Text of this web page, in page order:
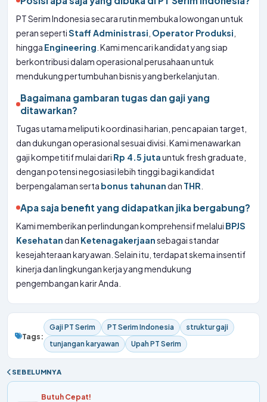
PT Serim Indonesia secara rutin membuka lowongan untuk
peran sepertiStaff Administrasi Operator Produksi
hingga Engineering . Kami mencari kandidat yang siap
berkontribusi dalam operasional perusahaan untuk
mendukung pertumbuhan bisnis yang berkelanjutan.
Bagaimana gambaran tugas dan gaji yang
ditawarkan?
Tugas utama meliputi koordinasi harian, pencapaian target,
dan dukungan operasional sesuai divisi. Kami menawarkan
gaji kompetitif mulai dari Rp 4.5 jutauntuk fresh graduate,
dengan potensi negosiasi lebih tinggi bagi kandidat
berpengalaman serta bonus tahunandan THR
Apa saja benefit yang didapatkan jika bergabung?
Kami memberikan perlindungan komprehensif melalui BPJS
Kesehatandan Ketenagakerjaansebagai standar
kesejahteraan karyawan. Selain itu, terdapat skema insentif
kinerja dan lingkungan kerja yang mendukung
pengembangan karir Anda.
Tags:
Gaji PT Serim PT Serim Indonesia
struktur gaji
tunjangan karyawan
Upah PT Serim
SEBELUMNYA
Butuh Cepat!